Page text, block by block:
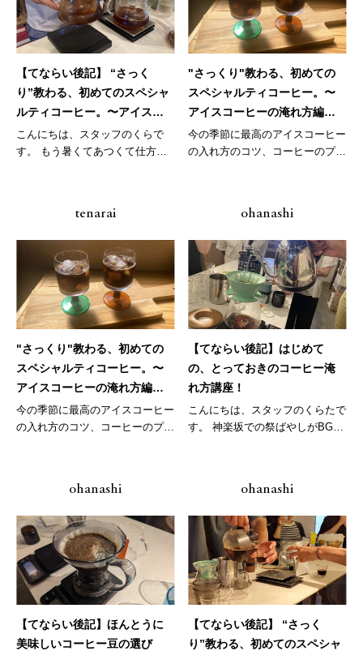
【てならい後記】 “さっく
り”教わる、初めてのスペシャ
ルティコーヒー。〜アイスコ
ーヒーの淹れ方編～7月
こんにちは、スタッフのくらで
す。 もう暑くてあつくて仕方な
"さっくり"教わる、初めての
スペシャルティコーヒー。〜
アイスコーヒーの淹れ方編～7
月
今の季節に最高のアイスコーヒー
の入れ方のコツ、コーヒーのプロ
tenarai
"さっくり"教わる、初めての
スペシャルティコーヒー。〜
アイスコーヒーの淹れ方編～5
月
今の季節に最高のアイスコーヒー
の入れ方のコツ、コーヒーのプロ
ohanashi
【てならい後記】はじめて
の、とっておきのコーヒー淹
れ方講座！
こんにちは、スタッフのくらたで
す。 神楽坂での祭ばやしがBGM
ohanashi
【てならい後記】ほんとうに
美味しいコーヒー豆の選び
ohanashi
【てならい後記】 “さっく
り”教わる、初めてのスペシャ